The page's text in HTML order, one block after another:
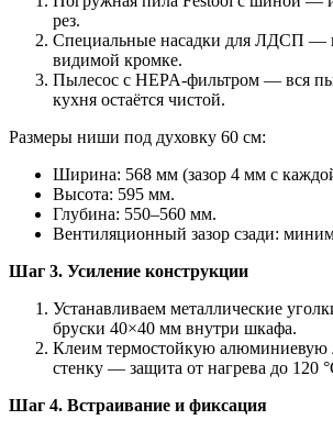
рез.
Специальные насадки для ЛДСП —
видимой кромке.
Пылесос с HEPA-фильтром — вся
кухня остаётся чистой.
Размеры ниши под духовку 60 см:
Ширина: 568 мм (зазор 4 мм с
Высота: 595 мм.
Глубина: 550–560 мм.
Вентиляционный зазор сзади:
Шаг 3. Усиление конструкции
Устанавливаем металлические
бруски 40×40 мм внутри шкафа.
Клеим термостойкую алюминиевую
стенку — защита от нагрева до 120
Шаг 4. Встраивание и фиксация